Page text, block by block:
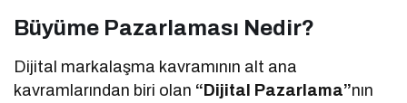
Büyüme Pazarlaması Nedir?
Dijital markalaşma kavramının alt ana
kavramlarından biri olan “Dijital Pazarlama”nın